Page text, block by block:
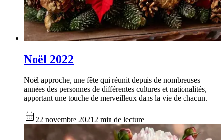
Noël 2022
Noël approche, une fête qui réunit depuis de nombreuses
années des personnes de différentes cultures et nationalités,
apportant une touche de merveilleux dans la vie de chacun.
22 novembre 2021 2 min de lecture